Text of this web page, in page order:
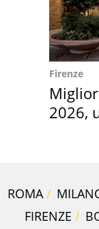
Firenze
2026,
ROMA
FIRENZE